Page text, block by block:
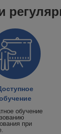
обучение
при